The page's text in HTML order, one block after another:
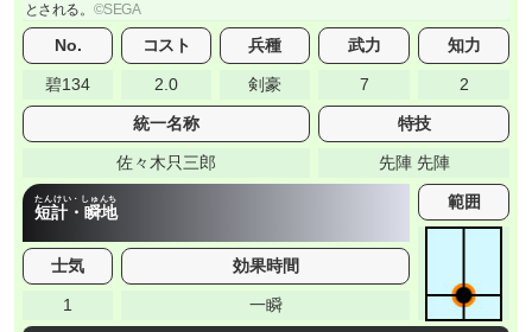
とされる。
No. コスト 兵種 武力 知力
碧134 2.0 剣豪 7 2
統一名称 特技
佐々木只三郎 先陣 先陣
短計・瞬地
たんけい・しゅんち 範囲
士気 効果時間
1 一瞬